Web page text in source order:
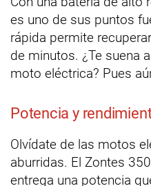
es uno de sus puntos
rápida permite
de minutos. ¿Te suena
moto eléctrica? Pues
Potencia y
Olvídate de las motos
aburridas. El Zontes
entrega una potencia